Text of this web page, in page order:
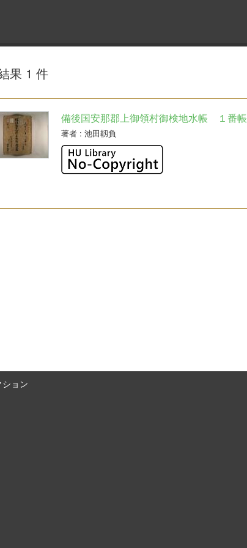
果 1 件
備後国安那郡上御領村御検地水帳 １番帳
著者: 池田靱負
ョン